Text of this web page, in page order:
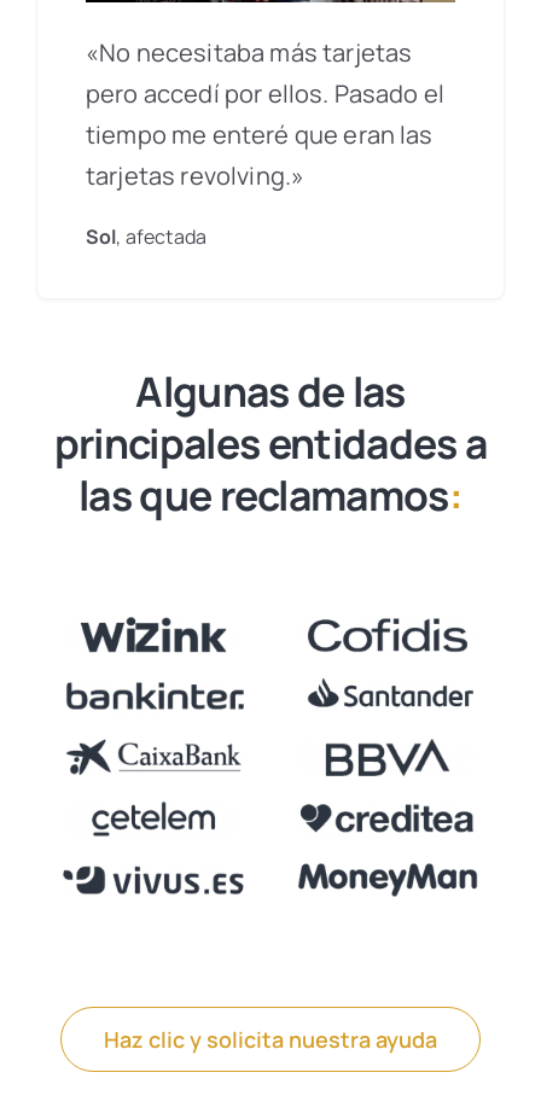
«No necesitaba más tarjetas
pero accedí por ellos. Pasado el
tiempo me enteré que eran las
tarjetas revolving.»
Sol, afectada
Algunas de las
principales entidades a
las que reclamamos:
Haz clic y solicita nuestra ayuda